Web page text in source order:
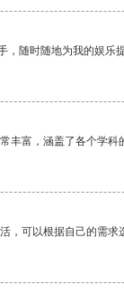
随时随地为我的娱乐提
丰富，涵盖了各个学科
，可以根据自己的需求